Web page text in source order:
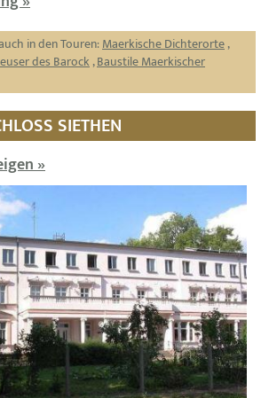
in den Touren:Maerkische Dichterorte,
des Barock,Baustile Maerkischer
SIETHEN
»